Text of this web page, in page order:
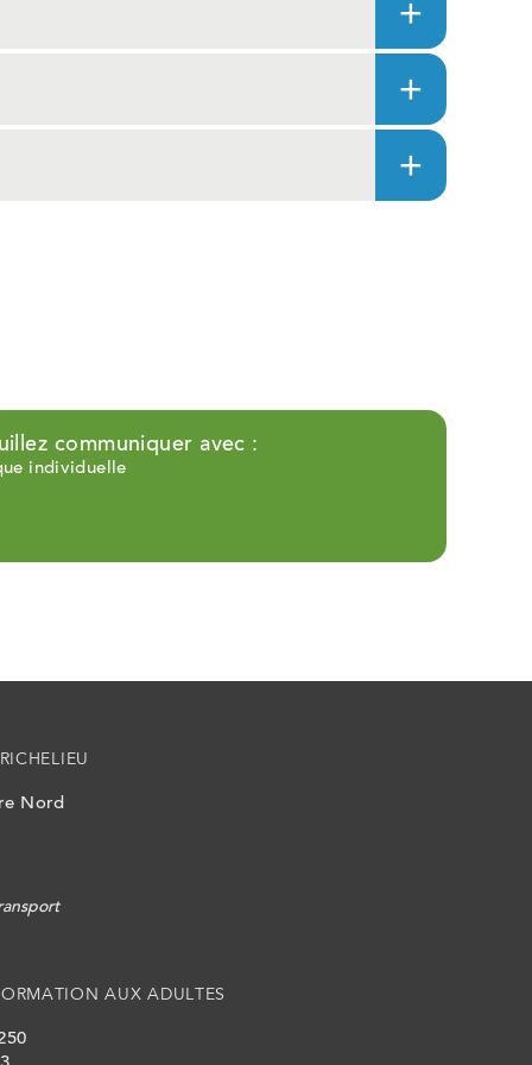
communiquer avec :
individuelle
Nord
AUX ADULTES